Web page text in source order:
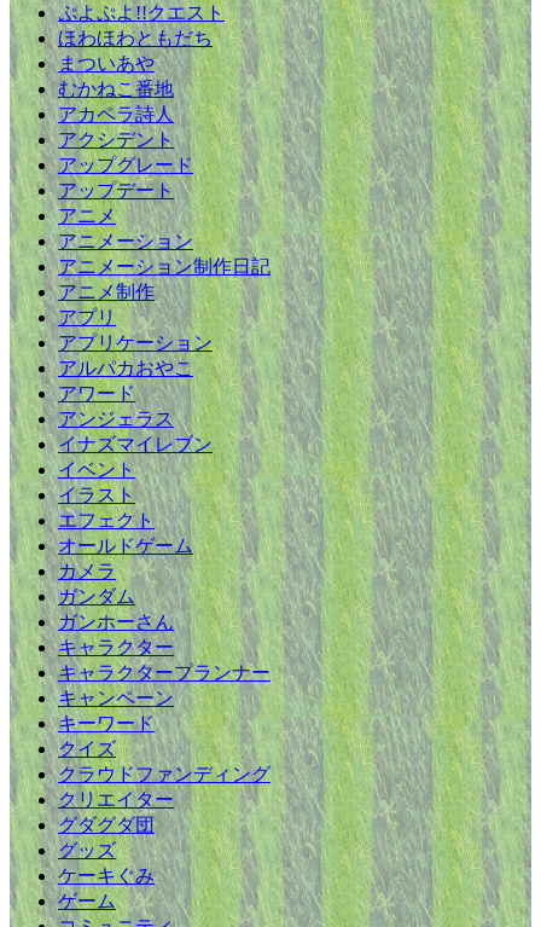
ぷよぷよ!!クエスト
ほわほわともだち
まついあや
むかねこ番地
アカペラ詩人
アクシデント
アップグレード
アップデート
アニメ
アニメーション
アニメーション制作日記
アニメ制作
アプリ
アプリケーション
アルパカおやこ
アワード
アンジェラス
イナズマイレブン
イベント
イラスト
エフェクト
オールドゲーム
カメラ
ガンダム
ガンホーさん
キャラクター
キャラクタープランナー
キャンペーン
キーワード
クイズ
クラウドファンディング
クリエイター
グダグダ団
グッズ
ケーキぐみ
ゲーム